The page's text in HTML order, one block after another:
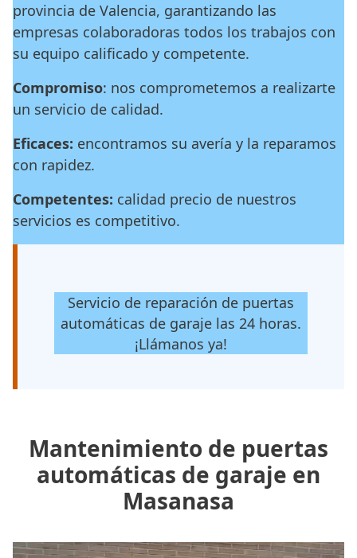
provincia de Valencia, garantizando las
empresas colaboradoras todos los trabajos con
su equipo calificado y competente.
Compromiso: nos comprometemos a realizarte
un servicio de calidad.
Eficaces: encontramos su avería y la reparamos
con rapidez.
Competentes: calidad precio de nuestros
servicios es competitivo.
Servicio de reparación de puertas
automáticas de garaje las 24 horas.
¡Llámanos ya!
Mantenimiento de puertas
automáticas de garaje en
Masanasa